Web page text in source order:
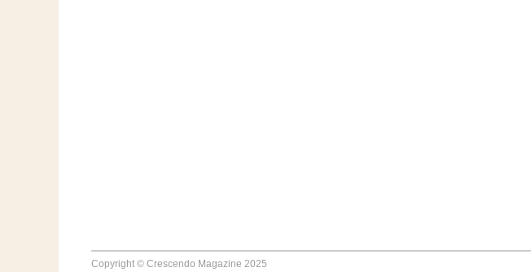
Copyright © Crescendo Magazine 2025